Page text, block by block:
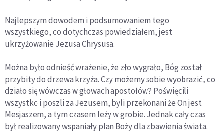
Najlepszym dowodem i podsumowaniem tego
wszystkiego, co dotychczas powiedziałem, jest
ukrzyżowanie Jezusa Chrysusa.
Można było odnieść wrażenie, że zło wygrało, Bóg został
przybity do drzewa krzyża. Czy możemy sobie wyobrazić, co
działo się wówczas w głowach apostołów? Poświęcili
wszystko i poszli za Jezusem, byli przekonani że On jest
Mesjaszem, a tym czasem leży w grobie. Jednak cały czas
był realizowany wspaniały plan Boży dla zbawienia świata.